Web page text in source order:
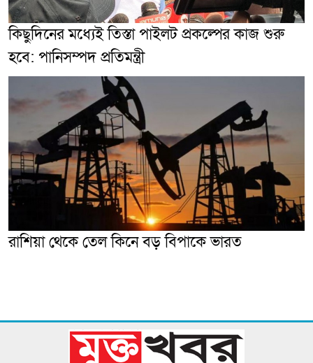
কিছুদিনের মধ্যেই তিস্তা পাইলট প্রকল্পের কাজ শুরু
হবে: পানিসম্পদ প্রতিমন্ত্রী
রাশিয়া থেকে তেল কিনে বড় বিপাকে ভারত